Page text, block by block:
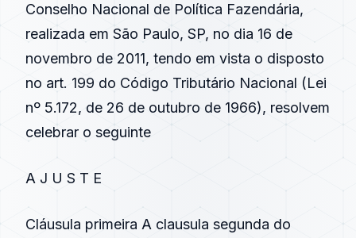
Conselho Nacional de Política Fazendária,
realizada em São Paulo, SP, no dia 16 de
novembro de 2011, tendo em vista o disposto
no art. 199 do Código Tributário Nacional (Lei
nº 5.172, de 26 de outubro de 1966), resolvem
celebrar o seguinte
A J U S T E
Cláusula primeira A clausula segunda do